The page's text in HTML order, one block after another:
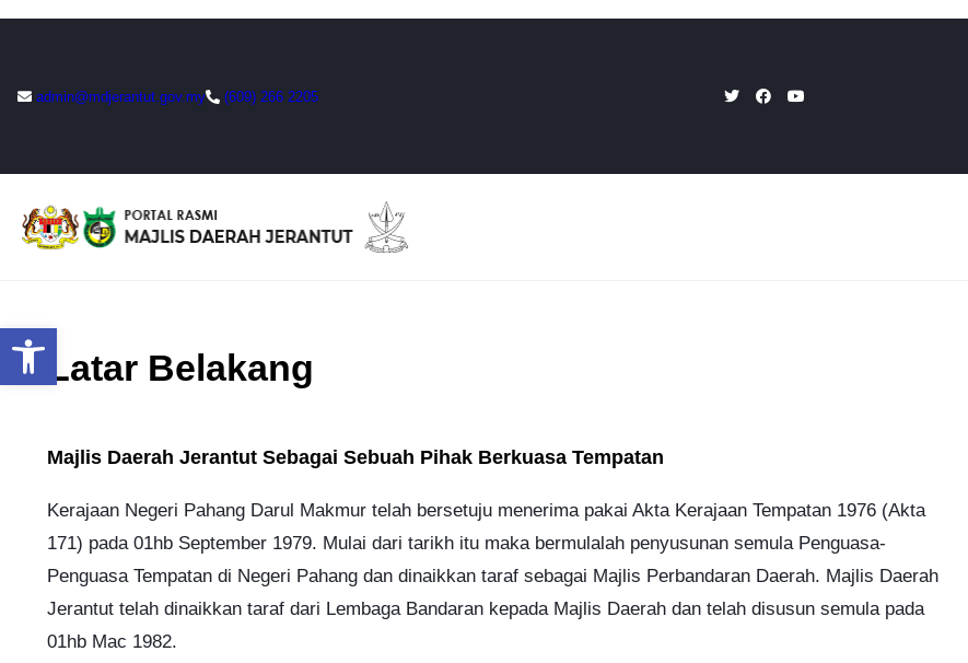
Open toolbar
content
admin@mdjerantut.gov.my (609) 266 2205
Latar Belakang
Majlis Daerah Jerantut Sebagai Sebuah Pihak Berkuasa Tempatan
Kerajaan Negeri Pahang Darul Makmur telah bersetuju menerima pakai Akta Kerajaan Tempatan 1976 (Akta
171) pada 01hb September 1979. Mulai dari tarikh itu maka bermulalah penyusunan semula Penguasa-
Penguasa Tempatan di Negeri Pahang dan dinaikkan taraf sebagai Majlis Perbandaran Daerah. Majlis Daerah
Jerantut telah dinaikkan taraf dari Lembaga Bandaran kepada Majlis Daerah dan telah disusun semula pada
01hb Mac 1982.